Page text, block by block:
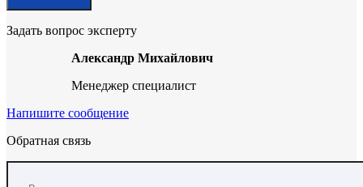
Задать вопрос эксперту
Александр Михайлович
Менеджер специалист
Напишите сообщение
Обратная связь